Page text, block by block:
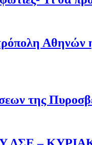
Αθηνών
της